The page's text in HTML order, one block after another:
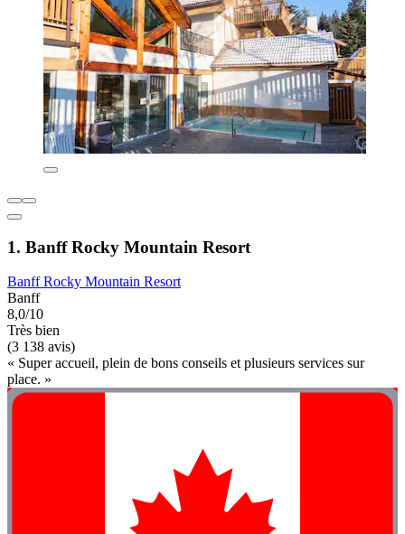
1. Banff Rocky Mountain Resort
Banff Rocky Mountain Resort
Banff
8,0/10
Très bien
(3 138 avis)
« Super accueil, plein de bons conseils et plusieurs services sur
place. »